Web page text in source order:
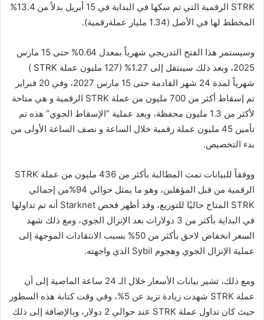
STRK الرقمية التي تم سكها في البداية في 15 أبريل بدلاً من 13.4%
المخطط لها في الأصل (1.34 مليار عملةرقمية).
وسيستمر هذا الفتح التدريجي شهرياً بمعدل 0.64% حتى 15 مارس
2025، وبعد ذلك سينتقل إلى 1.27% (127 مليون عملة STRK )
شهرياً لمدة 24 شهر القادمة حتى 15 مارس 2027، وفي 20 فبراير
تم إسقاط أكثر من 700 مليون من عملة STRK الرقمية و هي متاحة
لأكثر من 1.3 مليون محفظة، وبعد عملية “الإسقاط الجوي” هذه تم
تأمين 45 مليون عملة رقمية خلال الساعة و نصف الساعة الأولى من
بدء التخصيص.
ووفقاً للبيانات تمت المطالبة بأكثر من 436 مليون من عملة STRK
الرقمية من قبل المؤهلين، وهو ما يمثل حوالي 94%من إجمالي
STRK المتاح حاليًا للتوزيع، وقد أظهر فحص Starknet أنه تم تداولها
في البداية بأكثر من 3 دولارات بعد الإنزال الجوي، ومع ذلك شهد
السعر انخفاض لاحق بأكثر من 50% بسبب الانتقادات الموجهة إلى
عملية الإنزال الجوي وهجوم Sybil الذي واجهته.
ومع ذلك، تشير بيانات الأسعار خلال الـ 24 ساعة الماضية إلى أن
عملة STRK شهدت زيادة تزيد عن 5%، وفي وقت كتابة هذه السطور
حيث كان تداول عملة STRK عند حوالي 2 دولار، وبالإضافة إلى ذلك